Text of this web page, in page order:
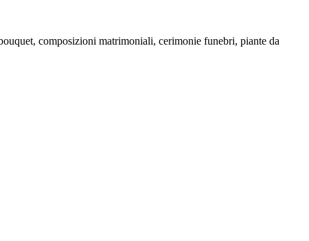
composizioni matrimoniali, cerimonie funebri, piante da